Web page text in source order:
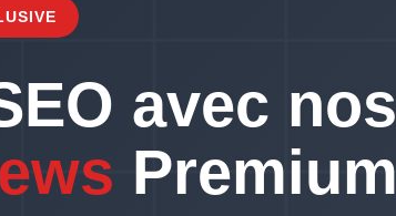
avec nos
Premium